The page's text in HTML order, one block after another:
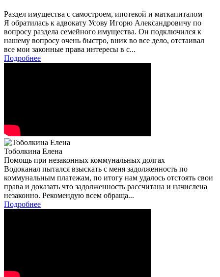
Раздел имущества с самостроем, ипотекой и маткапиталом
Я обратилась к адвокату Усову Игорю Александровичу по
вопросу раздела семейного имущества. Он подключился к
нашему вопросу очень быстро, вник во все дело, отстаивал
все мои законные права интересы в с...
Подробнее
Тоболкина Елена
Помощь при незаконных коммунальных долгах
Водоканал пытался взыскать с меня задолженность по
коммунальным платежам, по итогу нам удалось отстоять свои
права и доказать что задолженность рассчитана и начислена
незаконно. Рекомендую всем обраща...
Подробнее